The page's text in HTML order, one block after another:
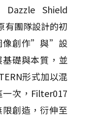
Shield
有團隊設計的初
像創作”與”設
礎與本質，並
形式加以混
次，Filter017
創造，衍伸至